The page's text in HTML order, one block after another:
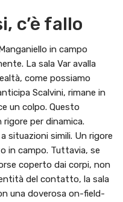
c’è fallo
in campo
La sala Var avalla
come possiamo
Scalvini, rimane in
un colpo. Questo
per dinamica.
situazioni simili. Un rigore
in campo. Tuttavia, se
coperto dai corpi, non
del contatto, la sala
una doverosa on-field-